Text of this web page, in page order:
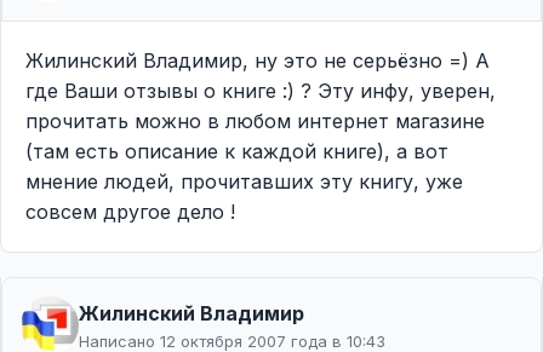
Жилинский Владимир, ну это не серьёзно =) А
где Ваши отзывы о книге :) ? Эту инфу, уверен,
прочитать можно в любом интернет магазине
(там есть описание к каждой книге), а вот
мнение людей, прочитавших эту книгу, уже
совсем другое дело !
Жилинcкий Владимир
Написано 12 октября 2007 года в 10:43